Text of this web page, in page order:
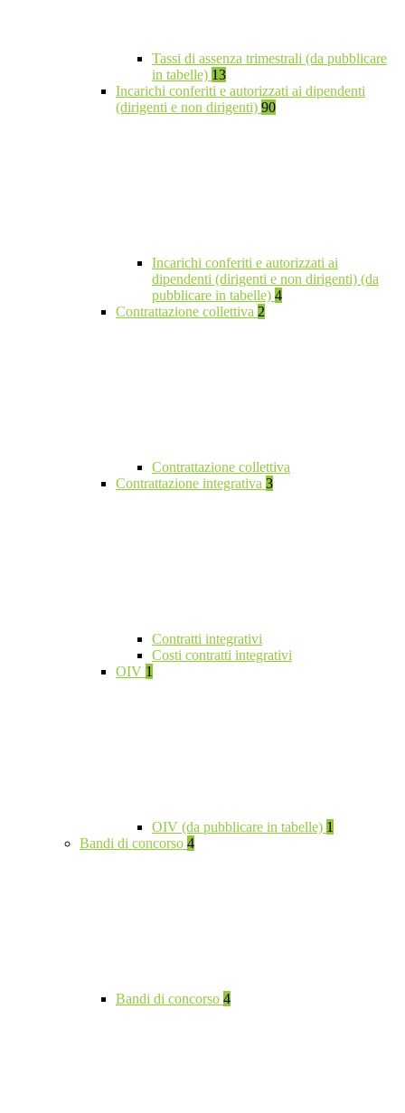
Tassi di assenza trimestrali (da pubblicare
in tabelle) 13
Incarichi conferiti e autorizzati ai dipendenti
(dirigenti e non dirigenti) 90
Incarichi conferiti e autorizzati ai
dipendenti (dirigenti e non dirigenti) (da
pubblicare in tabelle) 4
Contrattazione collettiva 2
Contrattazione collettiva
Contrattazione integrativa 3
Contratti integrativi
Costi contratti integrativi
OIV 1
OIV (da pubblicare in tabelle) 1
Bandi di concorso 4
Bandi di concorso 4